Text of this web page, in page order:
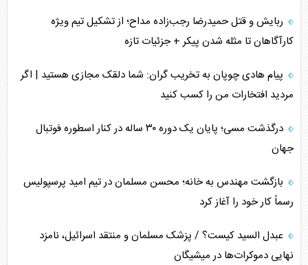
ربایش و قتل حمیدرضا رجب‌زاده مداح؛ از تشکیل تیم ویژه
کارآگاهان تا مثله شدن پیکر + جزئیات تازه
پیام هادی چوپان به تخریب گران: شما دلقک مجازی هستید | اگر
مردید افتخارات من را کسب کنید
درگذشت مسی؛ پایان یک دوره ۳۰ ساله در کنار اسطوره فوتبال
جهان
بازگشت مهندس به خانه؛ محسن مسلمان در تیم امید پرسپولیس
رسماً کار خود را آغاز کرد
عبدل السید کیست؟ / پزشک مسلمان و منتقد اسرائیل، نامزد
نهایی دموکرات‌ها در میشیگان